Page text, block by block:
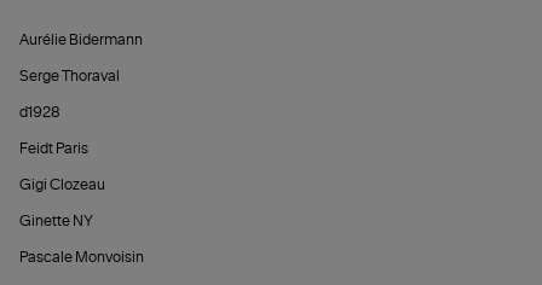
Aurélie Bidermann
Serge Thoraval
d1928
Feidt Paris
Gigi Clozeau
Ginette NY
Pascale Monvoisin